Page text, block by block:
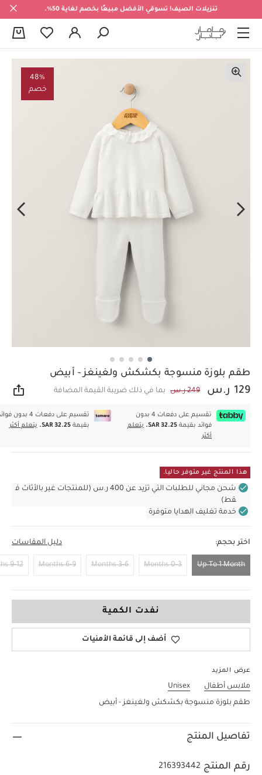
تنزيلات الصيف! تسوقي الأفضل مبيعًا بخصم لغاية 50%.
48%
خصم
طقم بلوزة منسوجة بكشكش ولغينغز - أبيض
129 ر.س 249 ر.س بما في ذلك ضريبة القيمة المضافة
تقسيم على دفعات 4 بدون
فوائد بقيمة SAR 32.25.
يتعلم
أكثر
تقسيم على دفعات 4 بدون
بقيمةSAR 32.25. يتعلم أكثر
هذا المنتج غير متوفر حاليا.
شحن مجاني للطلبات التي تزيد عن 400 ر.س (للمنتجات غير بالأثاث ف
قط)
خدمة تغليف الهدايا متوفرة
اختر بحجم: دليل المقاسات
Up To 1 Month
0-3 Months
3-6 Months
6-9 Months
9-12 Months
نفدت الكمية
أضف إلى قائمة الأمنيات
عرض المزيد
ملابس أطفال
Unisex
طقم بلوزة منسوجة بكشكش ولغينغز - أبيض
تفاصيل المنتج
رقم المنتج 216393442